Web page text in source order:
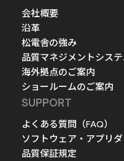
会社概要
沿革
松電舎の強み
品質マネジメントシス
海外拠点のご案内
ショールームのご案内
SUPPORT
よくある質問（FAQ）
ソフトウェア・アプリ
品質保証規定